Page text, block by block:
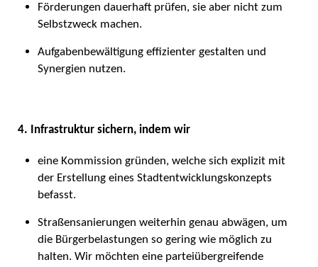
Förderungen dauerhaft prüfen, sie aber nicht zum
Selbstzweck machen.
Aufgabenbewältigung effizienter gestalten und
Synergien nutzen.
4. Infrastruktur sichern, indem wir
eine Kommission gründen, welche sich explizit mit
der Erstellung eines Stadtentwicklungskonzepts
befasst.
Straßensanierungen weiterhin genau abwägen, um
die Bürgerbelastungen so gering wie möglich zu
halten. Wir möchten eine parteiübergreifende